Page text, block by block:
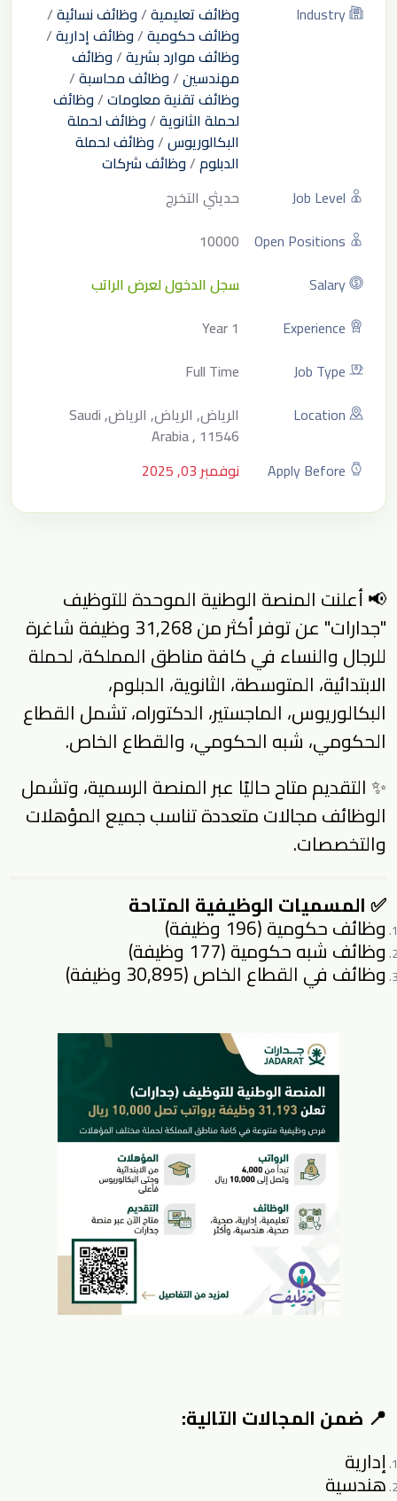
Industry وظائف تعليمية/وظائف نسائية/
وظائف حكومية/وظائف إدارية/
وظائف موارد بشرية/وظائف
مهندسين/وظائف محاسبة/
وظائف تقنية معلومات/وظائف
لحملة الثانوية/وظائف لحملة
البكالوريوس/وظائف لحملة
الدبلوم/وظائف شركات
Job Level
حديثي التخرج
Open Positions
10000
Salary
سجل الدخول لعرض الراتب
Experience
1 Year
Job Type
Full Time
Location
الرياض, الرياض, الرياض, Saudi
Arabia , 11546
Apply Before
نوفمبر 03, 2025
📢 أعلنت المنصة الوطنية الموحدة للتوظيف
"جدارات" عن توفر أكثر من 31,268 وظيفة شاغرة
للرجال والنساء في كافة مناطق المملكة، لحملة
الابتدائية، المتوسطة، الثانوية، الدبلوم،
البكالوريوس، الماجستير، الدكتوراه، تشمل القطاع
الحكومي، شبه الحكومي، والقطاع الخاص.
✨ التقديم متاح حاليًا عبر المنصة الرسمية، وتشمل
الوظائف مجالات متعددة تناسب جميع المؤهلات
والتخصصات.
✅ المسميات الوظيفية المتاحة
وظائف حكومية (196 وظيفة)
وظائف شبه حكومية (177 وظيفة)
وظائف في القطاع الخاص (30,895 وظيفة)
📍 ضمن المجالات التالية:
إدارية
هندسية